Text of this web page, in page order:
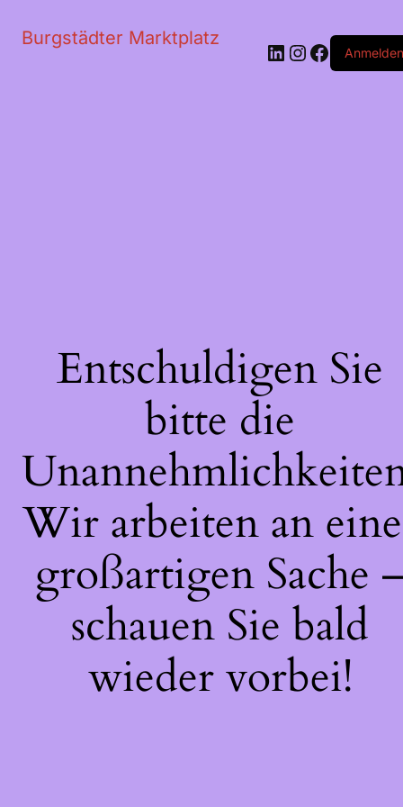
Burgstädter Marktplatz
LinkedIn
Instagram
Anmelden
Entschuldigen Sie
bitte die
Wir arbeiten an
großartigen Sache
schauen Sie bald
wieder vorbei!